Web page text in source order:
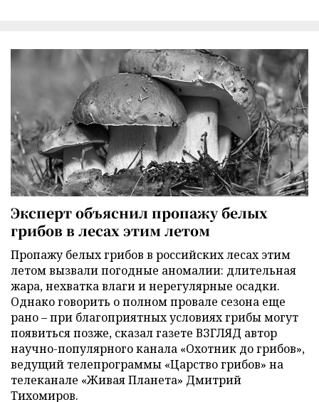
Эксперт объяснил пропажу белых
грибов в лесах этим летом
Пропажу белых грибов в российских лесах этим
летом вызвали погодные аномалии: длительная
жара, нехватка влаги и нерегулярные осадки.
Однако говорить о полном провале сезона еще
рано – при благоприятных условиях грибы могут
появиться позже, сказал газете ВЗГЛЯД автор
научно-популярного канала «Охотник до грибов»,
ведущий телепрограммы «Царство грибов» на
телеканале «Живая Планета» Дмитрий
Тихомиров.